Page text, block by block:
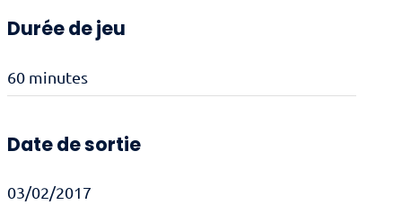
Durée de jeu
60 minutes
Date de sortie
03/02/2017